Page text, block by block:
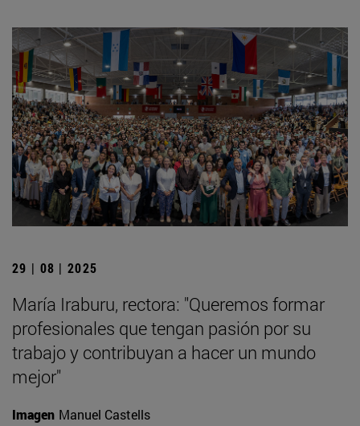
29 | 08 | 2025
María Iraburu, rectora: "Queremos formar
profesionales que tengan pasión por su
trabajo y contribuyan a hacer un mundo
mejor"
Imagen Manuel Castells